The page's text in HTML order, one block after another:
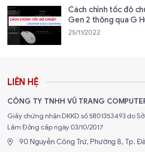
Cách chỉnh tốc độ
Gen 2 thông qua G
25/11/2022
LIÊN HỆ
CÔNG TY TNHH VŨ TRANG
Giấy chứng nhận DKKD số 5801353493 do
Lâm Đồng cấp ngày 03/10/2017
90 Nguyễn Công Trứ, Phường 8, Tp.